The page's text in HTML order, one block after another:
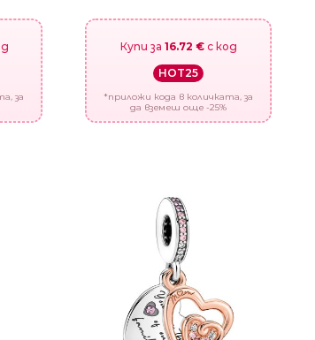
за
Купи за 16.72 €с код
HOT25
*приложи кода в количката, за
да вземеш още -25%